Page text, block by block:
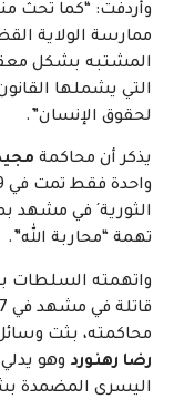
وأردفت: “كما تحث
ممارسة الولاية
المشتبه بشكل
التي يشملها
لحقوق الإنسان”.
يذكر أن محاكمة
الثورية´ في مشهد
تهمة “محاربة الله”.
واتهمته السلطات
محاكمته، بثت
رضا رهنورد وهو
اليسرى المضمدة